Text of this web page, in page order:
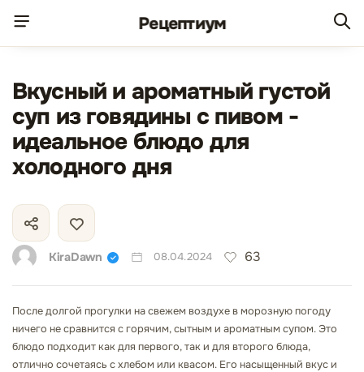
Рецептиум
Вкусный и ароматный густой
суп из говядины с пивом -
идеальное блюдо для
холодного дня
KiraDawn 08.04.2024 63
После долгой прогулки на свежем воздухе в морозную погоду
ничего не сравнится с горячим, сытным и ароматным супом. Это
блюдо подходит как для первого, так и для второго блюда,
отлично сочетаясь с хлебом или квасом. Его насыщенный вкус и